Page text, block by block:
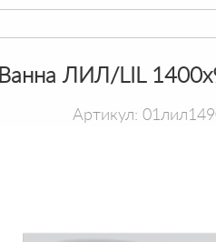
Ванна ЛИЛ/LIL
Артикул: